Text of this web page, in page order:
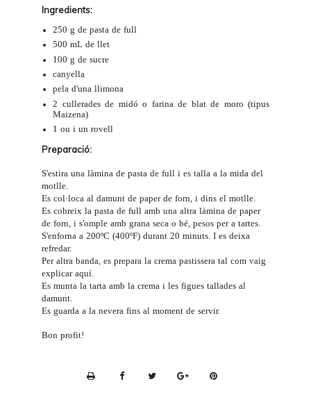
Ingredients:
250 g de pasta de full
500 mL de llet
100 g de sucre
canyella
pela d'una llimona
2 cullerades de midó o farina de blat de moro (tipus
Maizena)
1 ou i un rovell
Preparació:
S'estira una làmina de pasta de full i es talla a la mida del
motlle.
Es col·loca al damunt de paper de forn, i dins el motlle.
Es cobreix la pasta de full amb una altra làmina de paper
de forn, i s'omple amb grana seca o bé, pesos per a tartes.
S'enforna a 200ºC (400ºF) durant 20 minuts. I es deixa
refredar.
Per altra banda, es prepara la crema pastissera tal com vaig
explicar aquí.
Es munta la tarta amb la crema i les figues tallades al
damunt.
Es guarda a la nevera fins al moment de servir.
Bon profit!